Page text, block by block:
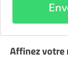
Affinez votre